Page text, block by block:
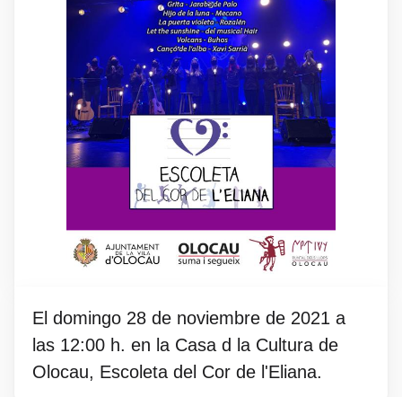
El domingo 28 de noviembre de 2021 a
las 12:00 h. en la Casa d la Cultura de
Olocau, Escoleta del Cor de l'Eliana.